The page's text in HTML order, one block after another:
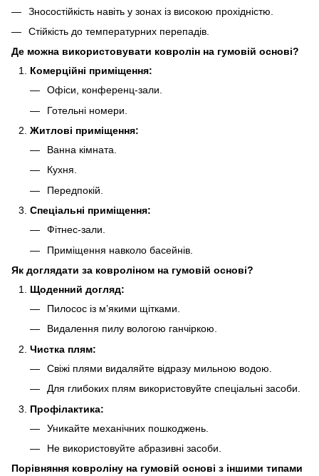
Зносостійкість навіть у зонах із високою прохідністю.
Стійкість до температурних перепадів.
Де можна використовувати ковролін на гумовій основі?
Комерційні приміщення:
Офіси, конференц-зали.
Готельні номери.
Житлові приміщення:
Ванна кімната.
Кухня.
Передпокій.
Спеціальні приміщення:
Фітнес-зали.
Приміщення навколо басейнів.
Як доглядати за ковроліном на гумовій основі?
Щоденний догляд:
Пилосос із м’якими щітками.
Видалення пилу вологою ганчіркою.
Чистка плям:
Свіжі плями видаляйте відразу мильною водою.
Для глибоких плям використовуйте спеціальні засоби.
Профілактика:
Уникайте механічних пошкоджень.
Не використовуйте абразивні засоби.
Порівняння ковроліну на гумовій основі з іншими типами